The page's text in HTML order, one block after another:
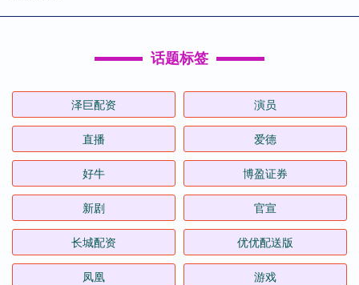
话题标签
泽巨配资 演员
直播 爱德
好牛 博盈证券
新剧 官宣
长城配资 优优配送版
凤凰 游戏